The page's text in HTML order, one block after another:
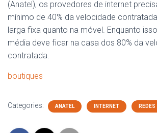
(Anatel), os provedores de internet
mínimo de 40% da velocidade
larga fixa quanto na móvel. Enquanto
média deve ficar na casa dos 80% da
contratada.
boutiques
Categories: ANATEL INTERNET REDES